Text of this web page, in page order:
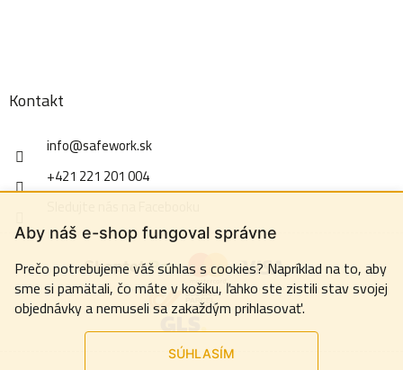
Aby náš e-shop fungoval správne
Prečo potrebujeme váš súhlas s cookies? Napríklad na to, aby
sme si pamätali, čo máte v košiku, ľahko ste zistili stav svojej
objednávky a nemuseli sa zakaždým prihlasovať.
SÚHLASÍM
Kontakt
info@safework.sk
+421 221 201 004